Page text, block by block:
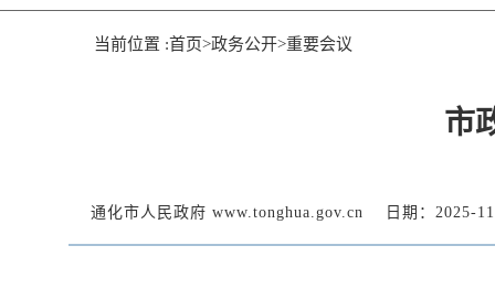
当前位置 :首页>政务公开>重要会议
市
通化市人民政府 www.tonghua.gov.cn 日期：2025-